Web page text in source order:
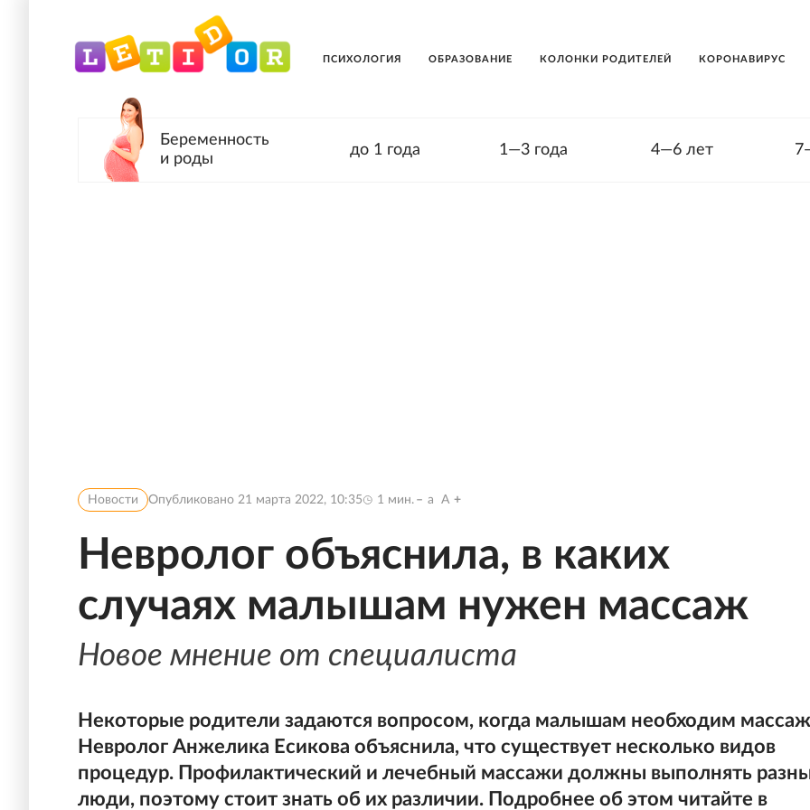
ПСИХОЛОГИЯ ОБРАЗОВАНИЕ КОЛОНКИ РОДИТЕЛЕЙ КОРОНАВИРУС
Беременность
и роды
до 1 года 1—3 года 4—6 лет
Новости Опубликовано 21 марта 2022, 10:35 1 мин. a A
Невролог объяснила, в каких
случаях малышам нужен массаж
Новое мнение от специалиста
Некоторые родители задаются вопросом, когда малышам необходим
Невролог Анжелика Есикова объяснила, что существует несколько видов
процедур. Профилактический и лечебный массажи должны выполнять
люди, поэтому стоит знать об их различии. Подробнее об этом читайте в